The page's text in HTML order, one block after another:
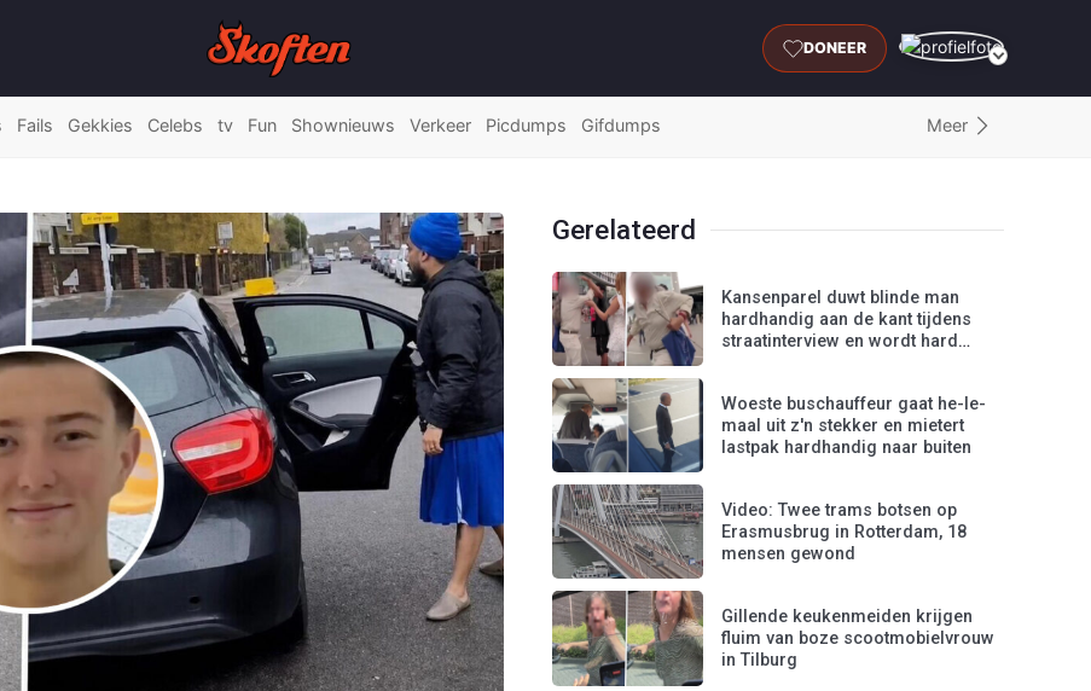
DONEER
Fails Gekkies Celebs tv Fun Shownieuws Verkeer Picdumps Gifdumps Meer
Gerelateerd
Kansenparel duwt blinde man
hardhandig aan de kant tijdens
straatinterview en wordt hard
Woeste buschauffeur gaat he-le-
maal uit z'n stekker en mietert
lastpak hardhandig naar buiten
Video: Twee trams botsen op
Erasmusbrug in Rotterdam, 18
mensen gewond
Gillende keukenmeiden krijgen
fluim van boze scootmobielvrouw
in Tilburg